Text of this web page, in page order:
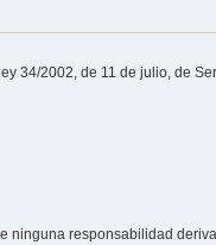
34/2002, de 11 de julio, de
ninguna responsabilidad